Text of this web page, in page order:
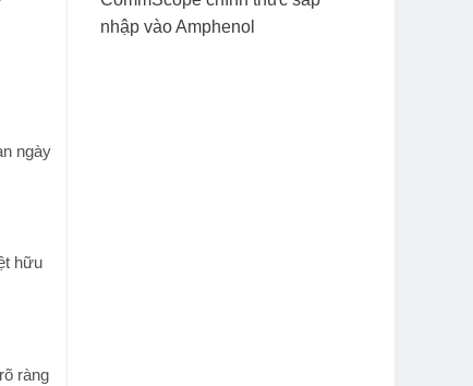
nhập vào Amphenol
ngày
hữu
ràng